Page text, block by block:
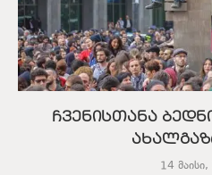
ჩვენისთანა
14